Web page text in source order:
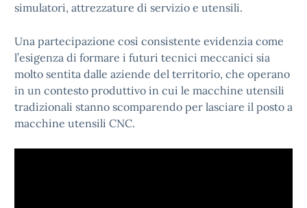
simulatori, attrezzature di servizio e utensili.
Una partecipazione così consistente evidenzia come
l’esigenza di formare i futuri tecnici meccanici sia
molto sentita dalle aziende del territorio, che operano
in un contesto produttivo in cui le macchine utensili
tradizionali stanno scomparendo per lasciare il posto a
macchine utensili CNC.